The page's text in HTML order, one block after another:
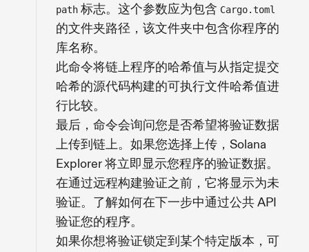
path 标志。这个参数应为包含 Cargo.toml
的文件夹路径，该文件夹中包含你程序的
库名称。
此命令将链上程序的哈希值与从指定提交
哈希的源代码构建的可执行文件哈希值进
行比较。
最后，命令会询问您是否希望将验证数据
上传到链上。如果您选择上传，Solana
Explorer 将立即显示您程序的验证数据。
在通过远程构建验证之前，它将显示为未
验证。了解如何在下一步中通过公共 API
验证您的程序。
如果你想将验证锁定到某个特定版本，可